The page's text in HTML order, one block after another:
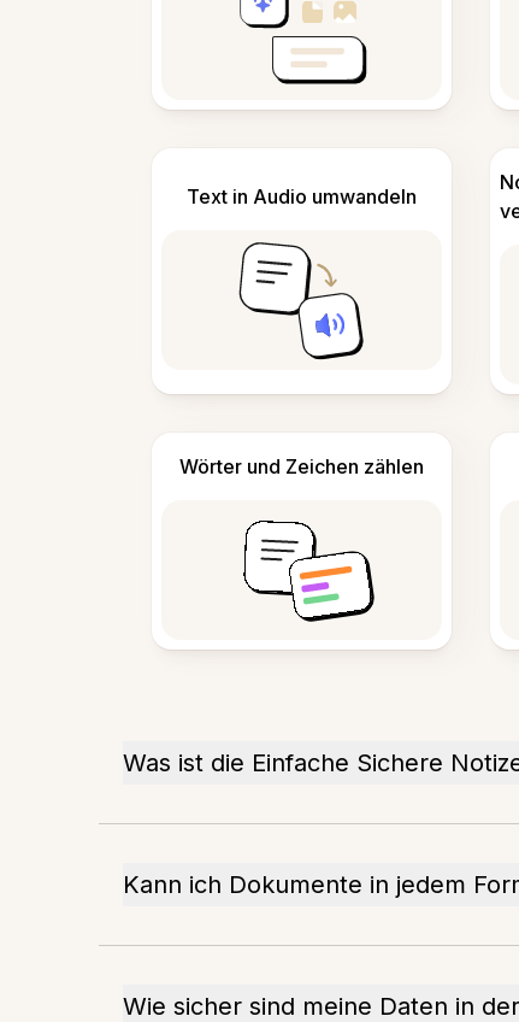
Text in Audio umwandeln
Wörter und Zeichen zählen
Was ist die Einfache Sichere
Kann ich Dokumente in jedem
Wie sicher sind meine Daten in